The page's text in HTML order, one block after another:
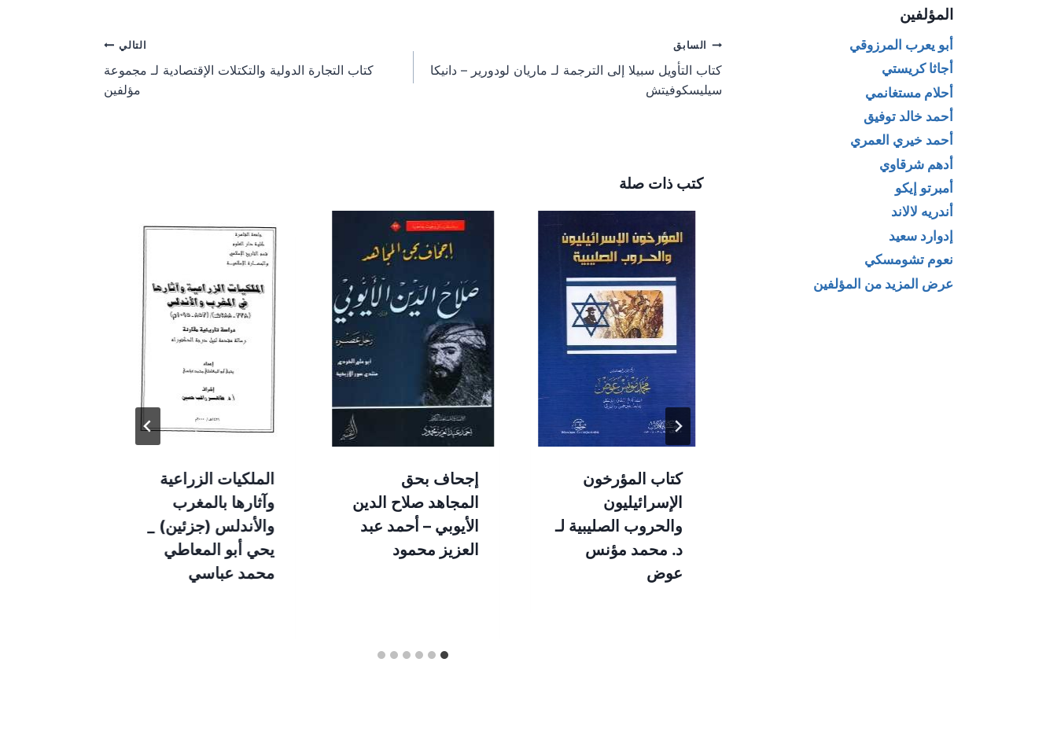
o
n
تصفّح
المقالات
السابق
كتاب التأويل سبيلا إلى الترجمة لـ ماريان لودورير – دانيكا
سيليسكوفيتش
التالي
كتاب التجارة الدولية والتكتلات الإقتصادية لـ مجموعة
مؤلفين
كتب ذات صلة
كتاب المؤرخون
الإسرائيليون
والحروب الصليبية لـ
د. محمد مؤنس
عوض
إجحاف بحق
المجاهد صلاح الدين
الأيوبي – أحمد عبد
العزيز محمود
الملكيات الزراعية
وآثارها بالمغرب
والأندلس (جزئين) _
يحي أبو المعاطي
محمد عباسي
المؤلفين
أبو يعرب المرزوقي
أجاثا كريستي
أحلام مستغانمي
أحمد خالد توفيق
أحمد خيري العمري
أدهم شرقاوي
أمبرتو إيكو
أندريه لالاند
إدوارد سعيد
نعوم تشومسكي
عرض المزيد من المؤلفين